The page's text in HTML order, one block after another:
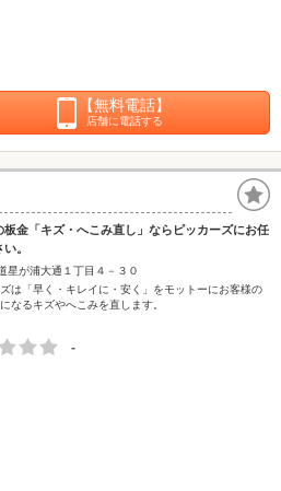
【無料電話】
店舗に電話する
板金「キズ・へこみ直し」ならピッカーズにお任
。
星が浦大通１丁目４－３０
は「早く・キレイに・安く」をモットーにお客様の
なるキズやへこみを直します。
-